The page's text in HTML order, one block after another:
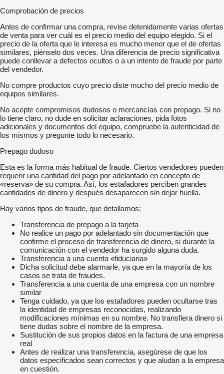
Comprobación de precios
Antes de confirmar una compra, revise detenidamente varias ofertas
de venta para ver cuál es el precio medio del equipo elegido. Si el
precio de la oferta que le interesa es mucho menor que el de ofertas
similares, piénselo dos veces. Una diferencia de precio significativa
puede conllevar a defectos ocultos o a un intento de fraude por parte
del vendedor.
No compre productos cuyo precio diste mucho del precio medio de
equipos similares.
No acepte compromisos dudosos o mercancías con prepago. Si no
lo tiene claro, no dude en solicitar aclaraciones, pida fotos
adicionales y documentos del equipo, compruebe la autenticidad de
los mismos y pregunte todo lo necesario.
Prepago dudoso
Esta es la forma más habitual de fraude. Ciertos vendedores pueden
requerir una cantidad del pago por adelantado en concepto de
«reserva» de su compra. Así, los estafadores perciben grandes
cantidades de dinero y después desaparecen sin dejar huella.
Hay varios tipos de fraude, que detallamos:
Transferencia de prepago a la tarjeta
No realice un pago por adelantado sin documentación que
confirme el proceso de transferencia de dinero, si durante la
comunicación con el vendedor ha surgido alguna duda.
Transferencia a una cuenta «fiduciaria»
Dicha solicitud debe alarmarle, ya que en la mayoría de los
casos se trata de fraudes.
Transferencia a una cuenta de una empresa con un nombre
similar
Tenga cuidado, ya que los estafadores pueden ocultarse tras
la identidad de empresas reconocidas, realizando
modificaciones mínimas en su nombre. No transfiera dinero si
tiene dudas sobre el nombre de la empresa.
Sustitución de sus propios datos en la factura de una empresa
real
Antes de realizar una transferencia, asegúrese de que los
datos especificados sean correctos y que aludan a la empresa
en cuestión.